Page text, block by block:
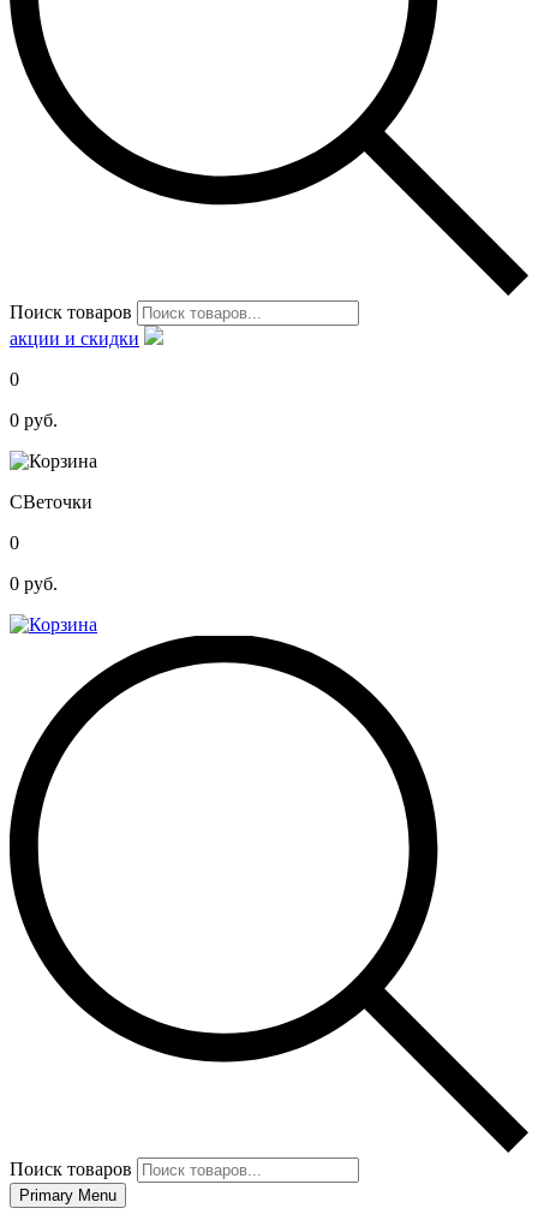
Поиск товаров
акции и скидки
0
0 руб.
СВеточки
0
0 руб.
Поиск товаров
Primary Menu